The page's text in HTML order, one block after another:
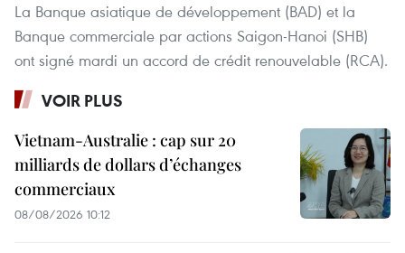
La Banque asiatique de développement (BAD) et la
Banque commerciale par actions Saigon-Hanoi (SHB)
ont signé mardi un accord de crédit renouvelable (RCA).
VOIR PLUS
Vietnam-Australie : cap sur 20
milliards de dollars d’échanges
commerciaux
08/08/2026 10:12